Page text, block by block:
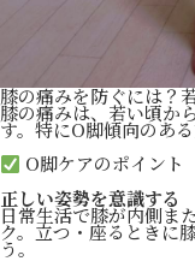
膝の痛みを防ぐには？
膝の痛みは、若い頃か
す。特にO脚傾向のあ
O脚ケアのポイント
正しい姿勢を意識する
日常生活で膝が内側ま
ク。立つ・座るときに
う。